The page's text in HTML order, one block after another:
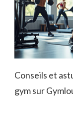
Conseils et
gym sur